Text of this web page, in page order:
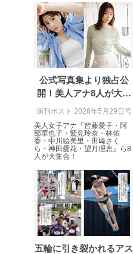
公式写真集より独占公
開！美人アナ8人が大集
合
週刊ポスト 2026年5月29日号
美人女子アナ『皆藤愛子・阿
部華也子・鷲見玲奈・林佑
香・中川絵美里・田﨑さく
ら・神田愛花・望月理恵』ら8
人が大集合！
五輪に引き裂かれるアス